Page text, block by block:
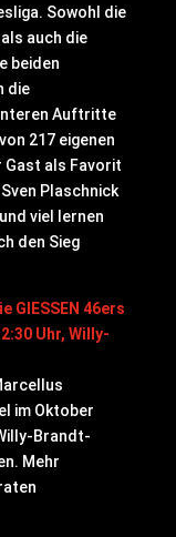
Sowohl die
auch die
beiden
die
Auftritte
217 eigenen
Gast als Favorit
Plaschnick
viel lernen
den Sieg
GIESSEN 46ers
Uhr, Willy-
im Oktober
Brandt-
Mehr